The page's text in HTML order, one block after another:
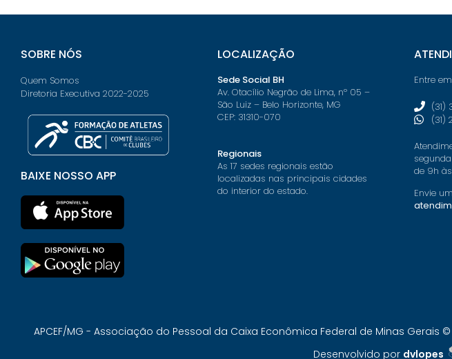
SOBRE NÓS
Quem Somos
Diretoria Executiva 2022-2025
BAIXE NOSSO APP
LOCALIZAÇÃO
Sede Social BH
Av. Otacílio Negrão de Lima, nº 05 –
São Luiz – Belo Horizonte, MG
CEP: 31310-070
Regionais
As 17 sedes regionais estão
localizadas nas principais cidades
do interior do estado.
Entre
(31)
(31)
de 9h às
Envie
APCEF/MG - Associação do Pessoal da Caixa Econômica Federal de Minas Gerais ©
Desenvolvido por dvlopes